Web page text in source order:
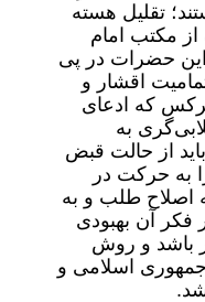
تقلیل هسته
مکتب امام
حضرات در پی
اقشار و
که ادعای
به
از حالت قبض
به حرکت در
اصلاح طلب و به
فکر آن بهبودی
باشد و روش
اسلامی و